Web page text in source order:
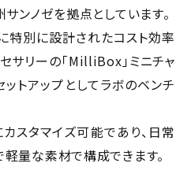
ンノゼを拠点としています。
特別に設計されたコスト効率
サリーの「MilliBox」ミニチャ
トアップとしてラボのベンチ
タマイズ可能であり、日常
量な素材で構成できます。